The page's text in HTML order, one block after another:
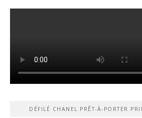
DÉFILÉ CHANEL PRÊT-À-PORTER